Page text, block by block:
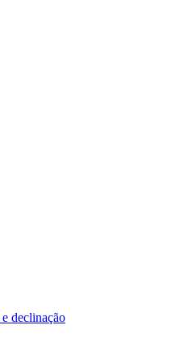
e declinação